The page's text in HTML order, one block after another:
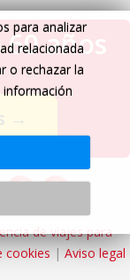
60 años
→
de viajes para
cookies | Aviso legal
para analizar
relacionada
o rechazar la
información